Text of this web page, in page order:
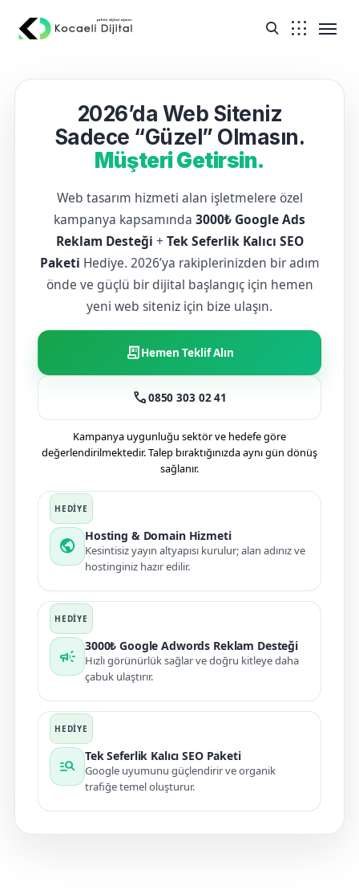
2026’da Web Siteniz
Sadece “Güzel” Olmasın.
Müşteri Getirsin.
Web tasarım hizmeti alan işletmelere özel
kampanya kapsamında 3000₺ Google Ads
Reklam Desteği + Tek Seferlik Kalıcı SEO
Paketi Hediye. 2026’ya rakiplerinizden bir adım
önde ve güçlü bir dijital başlangıç için hemen
yeni web siteniz için bize ulaşın.
receipt_longHemen Teklif Alın
call0850 303 02 41
Kampanya uygunluğu sektör ve hedefe göre
değerlendirilmektedir. Talep bıraktığınızda aynı gün dönüş
sağlanır.
public
Hosting & Domain Hizmeti
Kesintisiz yayın altyapısı kurulur; alan adınız ve
hostinginiz hazır edilir.
campaign
3000₺ Google Adwords Reklam Desteği
Hızlı görünürlük sağlar ve doğru kitleye daha
çabuk ulaştırır.
manage_search
Tek Seferlik Kalıcı SEO Paketi
Google uyumunu güçlendirir ve organik
trafiğe temel oluşturur.